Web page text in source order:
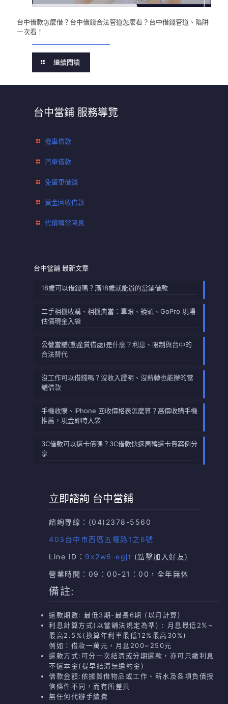
台中借款怎麼借？台中借錢合法管道怎麼看？台中借錢管道、陷阱
一次看！
繼續閱讀
台中當鋪 服務導覽
機車借款
汽車借款
免留車借錢
黃金回收借款
代償轉當降息
台中當舖 最新文章
18歲可以借錢嗎？滿18歲就能辦的當鋪借款
二手相機收購、相機典當：單眼、鏡頭、GoPro 現場
估價現金入袋
公營當舖(動產質借處)是什麼？利息、限制與台中的
合法替代
沒工作可以借錢嗎？沒收入證明、沒薪轉也能辦的當
舖借款
手機收購、iPhone 回收價格表怎麼算？高價收購手機
推薦，現金即時入袋
3C借款可以還卡債嗎？3C借款快速周轉還卡費案例分
享
立即諮詢 台中當鋪
諮詢專線： (04)2378-5560
403台中市西區五權路1之6號
Line ID： 9x2w6-egjt (點擊加入好友)
營業時間：09：00-21：00，全年無休
備註:
還款期數: 最低3期-最長6期 (以月計算)
利息計算方式(以當舖法規定為準) : 月息最低2%~
最高2.5%(換算年利率最低12%最高30%)
例如：借款一萬元，月息200~250元
還款方式:可分一次結清或分期還款，亦可只繳利息
不還本金(提早結清無違約金)
借款金額:依據質借物品或工作、薪水及各項負債授
信條件不同，而有所差異
無任何代辦手續費